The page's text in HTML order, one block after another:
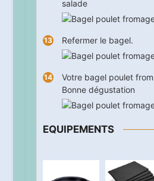
salade
Refermer le bagel.
Votre bagel poulet
Bonne dégustation
EQUIPEMENTS